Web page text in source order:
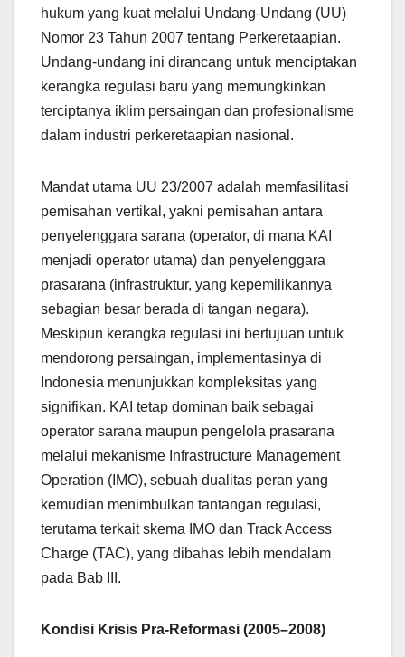
hukum yang kuat melalui Undang-Undang (UU)
Nomor 23 Tahun 2007 tentang Perkeretaapian.
Undang-undang ini dirancang untuk menciptakan
kerangka regulasi baru yang memungkinkan
terciptanya iklim persaingan dan profesionalisme
dalam industri perkeretaapian nasional.
Mandat utama UU 23/2007 adalah memfasilitasi
pemisahan vertikal, yakni pemisahan antara
penyelenggara sarana (operator, di mana KAI
menjadi operator utama) dan penyelenggara
prasarana (infrastruktur, yang kepemilikannya
sebagian besar berada di tangan negara).
Meskipun kerangka regulasi ini bertujuan untuk
mendorong persaingan, implementasinya di
Indonesia menunjukkan kompleksitas yang
signifikan. KAI tetap dominan baik sebagai
operator sarana maupun pengelola prasarana
melalui mekanisme Infrastructure Management
Operation (IMO), sebuah dualitas peran yang
kemudian menimbulkan tantangan regulasi,
terutama terkait skema IMO dan Track Access
Charge (TAC), yang dibahas lebih mendalam
pada Bab III.
Kondisi Krisis Pra-Reformasi (2005–2008)